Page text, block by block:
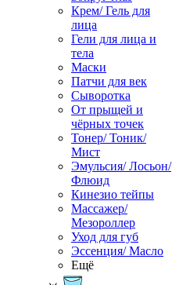
Крем/ Гель для
лица
Гели для лица и
тела
Маски
Патчи для век
Сыворотка
От прыщей и
чёрных точек
Тонер/ Тоник/
Мист
Эмульсия/ Лосьон/
Флюид
Кинезио тейпы
Массажер/
Мезороллер
Уход для губ
Эссенция/ Масло
Ещё